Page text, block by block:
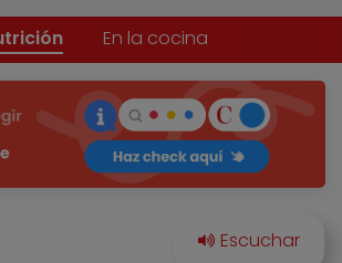
En la cocina